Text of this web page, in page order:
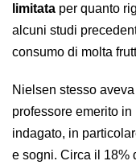
limitata per quanto
alcuni studi
consumo di molta
Nielsen stesso aveva
professore emerito
indagato, in
e sogni. Circa il 18%